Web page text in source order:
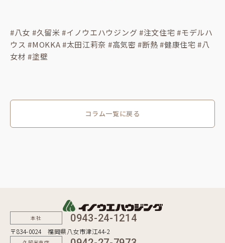
#八女 #久留米 #イノウエハウジング #注文住宅 #モデルハ
ウス #MOKKA #太田江莉奈 #高気密 #断熱 #健康住宅 #八
女材 #塗壁
コラム一覧に戻る
本社 0943-24-1214
〒834-0024 福岡県八女市津江44-2